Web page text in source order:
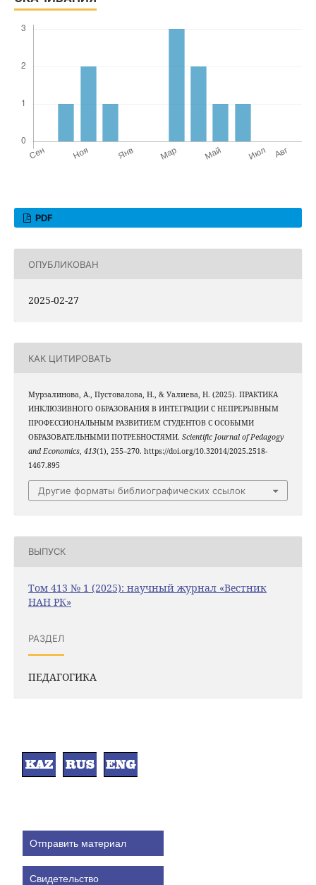
PDF
ОПУБЛИКОВАН
2025-02-27
КАК ЦИТИРОВАТЬ
Мурзалинова, А., Пустовалова, Н., & Уалиева, Н. (2025). ПРАКТИКА
ИНКЛЮЗИВНОГО ОБРАЗОВАНИЯ В ИНТЕГРАЦИИ С НЕПРЕРЫВНЫМ
ПРОФЕССИОНАЛЬНЫМ РАЗВИТИЕМ СТУДЕНТОВ С ОСОБЫМИ
ОБРАЗОВАТЕЛЬНЫМИ ПОТРЕБНОСТЯМИ. Scientific Journal of Pedagogy
and Economics, 413(1), 255–270. https://doi.org/10.32014/2025.2518-
1467.895
Другие форматы библиографических ссылок
ВЫПУСК
Том 413 № 1 (2025): научный журнал «Вестник
НАН РК»
РАЗДЕЛ
ПЕДАГОГИКА
Отправить материал
Свидетельство